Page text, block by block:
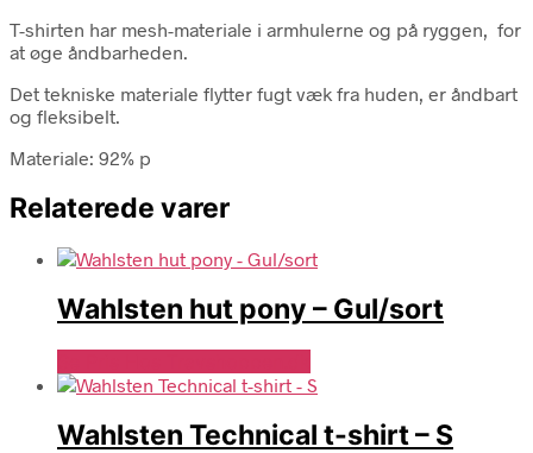
T-shirten har mesh-materiale i armhulerne og på ryggen, for
at øge åndbarheden.
Det tekniske materiale flytter fugt væk fra huden, er åndbart
og fleksibelt.
Materiale: 92% p
Relaterede varer
Wahlsten hut pony – Gul/sort
Wahlsten Technical t-shirt – S